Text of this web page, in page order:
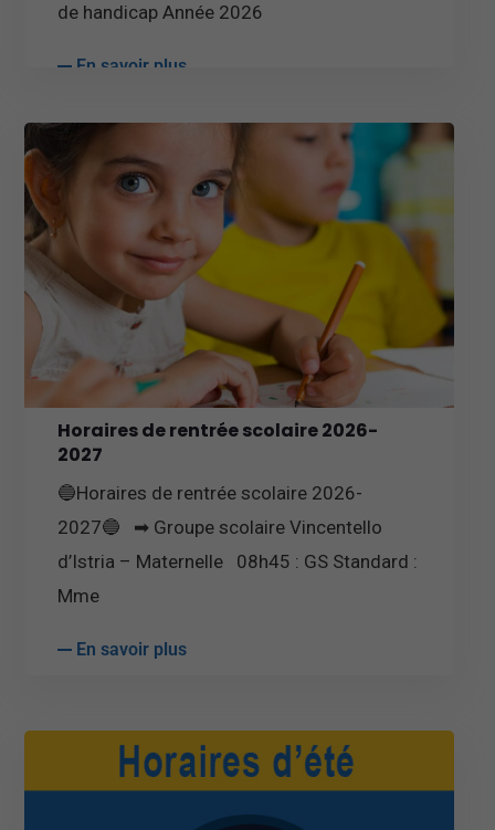
de handicap Année 2026
En savoir plus
Horaires de rentrée scolaire 2026-
2027
🔵Horaires de rentrée scolaire 2026-
2027🔵 ➡ Groupe scolaire Vincentello
d’Istria – Maternelle 08h45 : GS Standard :
Mme
En savoir plus